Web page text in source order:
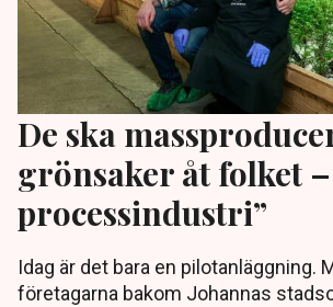
De ska
grönsaker åt folket –
processindustri”
Idag är det bara en pilotanläggning.
företagarna bakom Johannas